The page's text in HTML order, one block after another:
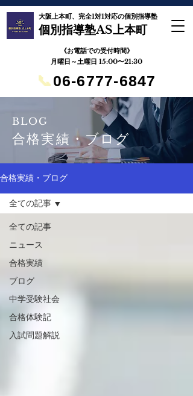
大阪上本町、完全1対1対応の個別指導塾
個別指導塾AS上本町
月曜日～土曜日 15:00〜21:30
📞06-6777-6847
《お電話での受付時間》
BLOG
合格実績・ブログ
合格実績・ブログ
全ての記事
ニュース
合格実績
ブログ
中学受験社会
合格体験記
入試問題解説
全ての記事